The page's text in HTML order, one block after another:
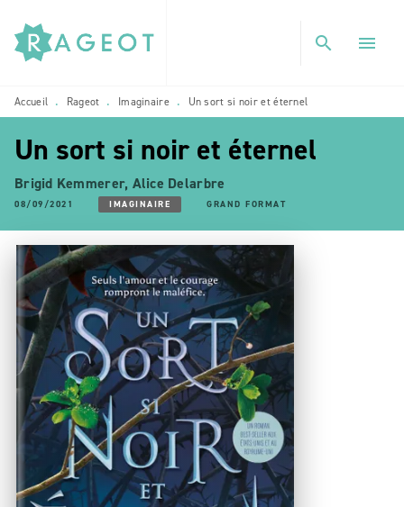
MENU RECHERCHE
PIED DE PAGE
search menu
Accueil • Rageot • Imaginaire • Un sort si noir et éternel
Un sort si noir et éternel
Brigid Kemmerer, Alice Delarbre
08/09/2021 IMAGINAIRE GRAND FORMAT